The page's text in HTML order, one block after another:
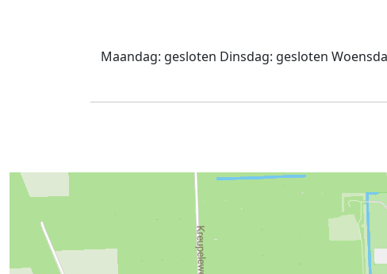
Maandag: gesloten Dinsdag: gesloten